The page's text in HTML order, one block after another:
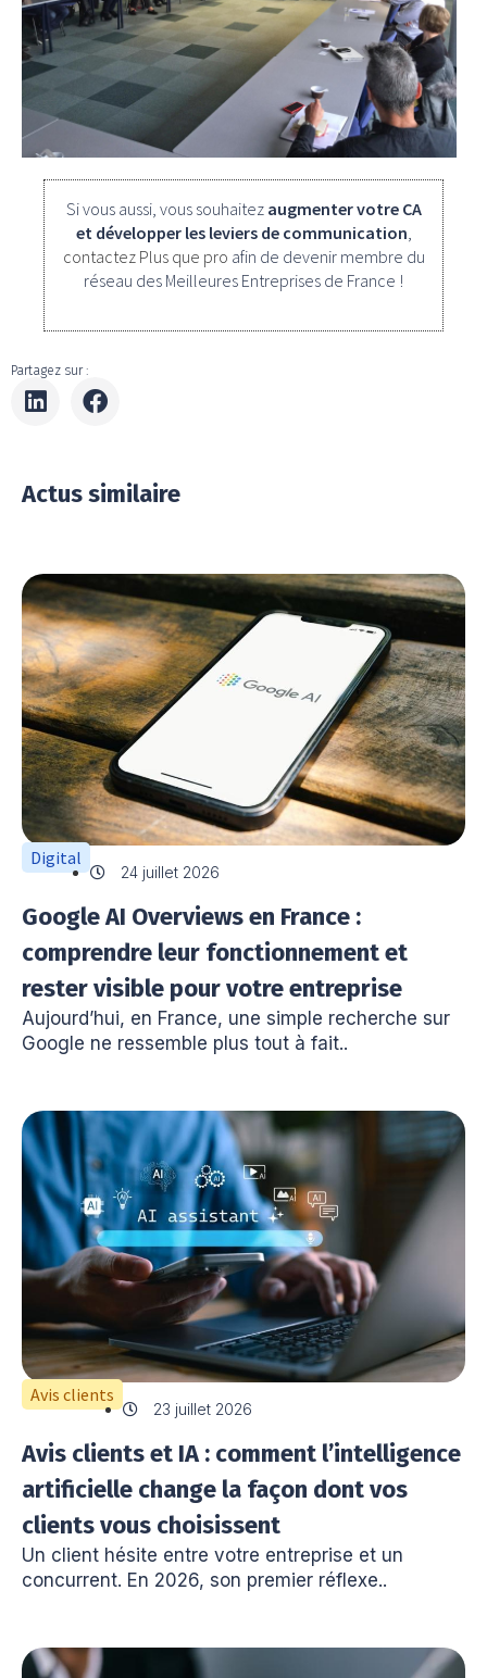
Si vous aussi, vous souhaitez augmenter votre CA
et développer les leviers de communication
contactez Plus que pro afin de devenir membre du
réseau des Meilleures Entreprises de France !
Partagez sur :
Actus similaire
Digital
24 juillet 2026
Google AI Overviews en France :
comprendre leur fonctionnement et
rester visible pour votre entreprise
Aujourd’hui, en France, une simple recherche sur
Google ne ressemble plus tout à fait..
Avis clients
23 juillet 2026
Avis clients et IA : comment l’intelligence
artificielle change la façon dont vos
clients vous choisissent
Un client hésite entre votre entreprise et un
concurrent. En 2026, son premier réflexe..